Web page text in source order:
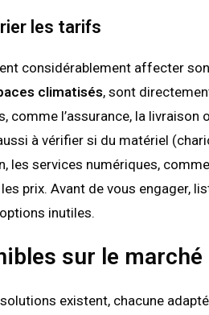
les tarifs
considérablement affecter
climatisés, sont
l’assurance, la livraison
à vérifier si du matériel
les services numériques,
prix. Avant de vous engager,
inutiles.
sur le marché
existent, chacune